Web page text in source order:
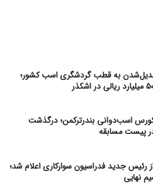
به قطب گردشگری اسب کشور؛
اسب‌دوانی بندرترکمن؛ درگذشت
پیست مسابقه
رئیس جدید فدراسیون سوارکاری اعلام شد؛